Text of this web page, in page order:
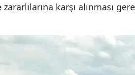
karşı alınması